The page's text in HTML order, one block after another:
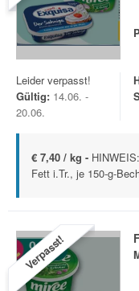
Leider verpasst!
Gültig: 14.06. -
20.06.
€ 7,40 / kg -
Fett i.Tr., je 150-g-
Verpasst!